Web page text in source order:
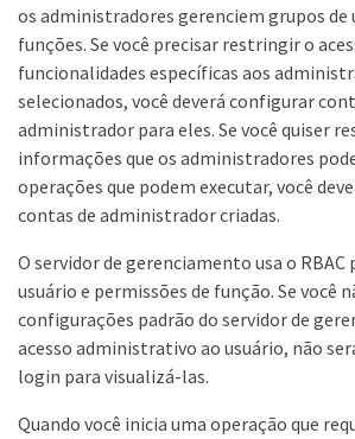
os administradores gerenciem grupos de
funções. Se você precisar restringir o
funcionalidades específicas aos
selecionados, você deverá configurar
administrador para eles. Se você quiser
informações que os administradores
operações que podem executar, você
contas de administrador criadas.
O servidor de gerenciamento usa o RBAC
usuário e permissões de função. Se você
configurações padrão do servidor de
acesso administrativo ao usuário, não
login para visualizá-las.
Quando você inicia uma operação que